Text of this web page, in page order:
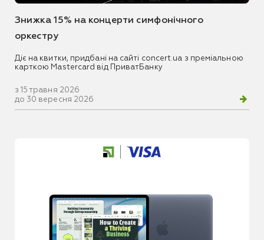
Знижка 15% на концерти симфонічного
оркестру
Діє на квитки, придбані на сайті concert.ua з преміальною
карткою Mastercard від ПриватБанку
з 15 травня 2026
до 30 вересня 2026